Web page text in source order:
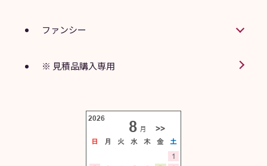
ファンシー
※ 見積品購入専用